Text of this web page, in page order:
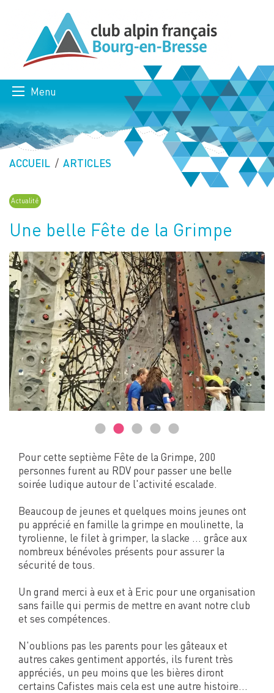
Menu
ACCUEIL ARTICLES
Actualité
Une belle Fête de la Grimpe
Pour cette septième Fête de la Grimpe, 200
personnes furent au RDV pour passer une belle
soirée ludique autour de l'activité escalade.
Beaucoup de jeunes et quelques moins jeunes ont
pu apprécié en famille la grimpe en moulinette, la
tyrolienne, le filet à grimper, la slacke ... grâce aux
nombreux bénévoles présents pour assurer la
sécurité de tous.
Un grand merci à eux et à Eric pour une organisation
sans faille qui permis de mettre en avant notre club
et ses compétences.
N'oublions pas les parents pour les gâteaux et
autres cakes gentiment apportés, ils furent très
appréciés, un peu moins que les bières diront
certains Cafistes mais cela est une autre histoire...